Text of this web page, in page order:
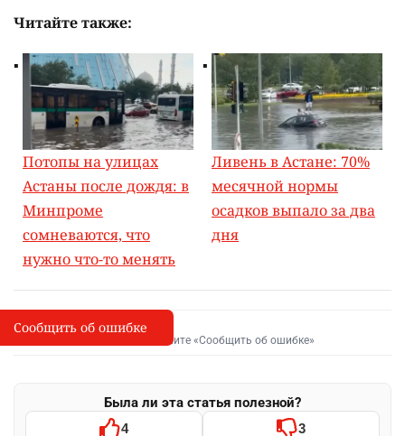
Читайте также:
Потопы на улицах
Астаны после дождя: в
Минпроме
сомневаются, что
нужно что-то менять
Ливень в Астане: 70%
месячной нормы
осадков выпало за два
дня
I
Сообщить об опечатке
Выделите фрагмент и нажмите «Сообщить об ошибке»
Была ли эта статья полезной?
4 3
Сообщить об ошибке